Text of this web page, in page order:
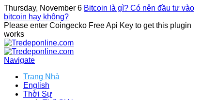
Thursday, November 6 Bitcoin là gì? Có nên đầu tư vào
bitcoin hay không?
Please enter Coingecko Free Api Key to get this plugin
works
Navigate
Trang Nhà
English
Thời Sự